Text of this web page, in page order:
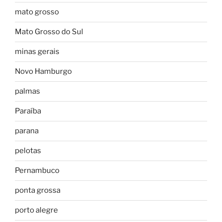
mato grosso
Mato Grosso do Sul
minas gerais
Novo Hamburgo
palmas
Paraíba
parana
pelotas
Pernambuco
ponta grossa
porto alegre